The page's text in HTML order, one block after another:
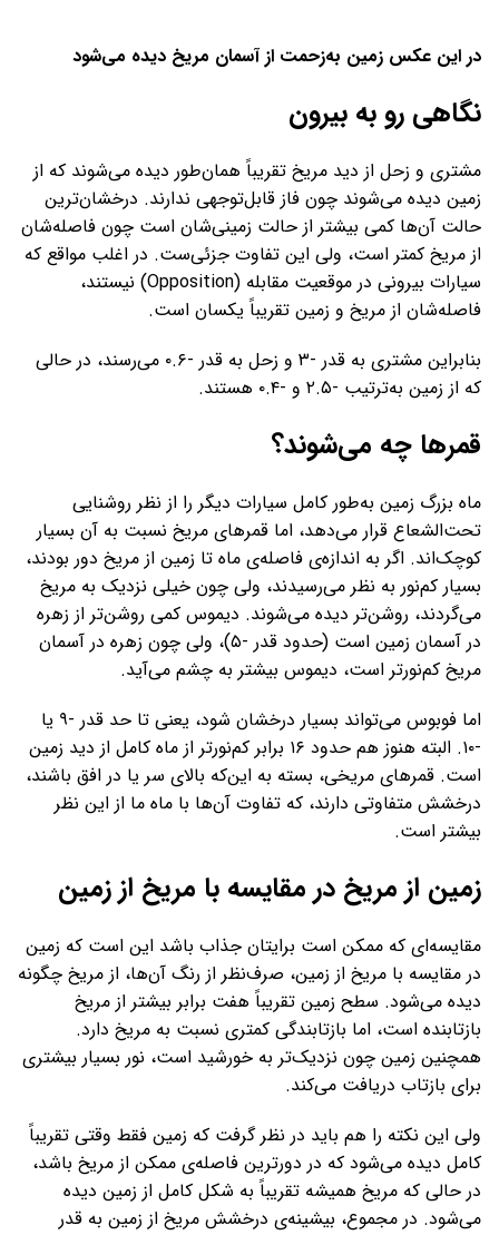
در این عکس زمین به‌زحمت از آسمان مریخ دیده می‌شود
نگاهی رو به بیرون
مشتری و زحل از دید مریخ تقریباً همان‌طور دیده می‌شوند که از
زمین دیده می‌شوند چون فاز قابل‌توجهی ندارند. درخشان‌ترین
حالت آن‌ها کمی بیشتر از حالت زمینی‌شان است چون فاصله‌شان
از مریخ کمتر است، ولی این تفاوت جزئی‌ست. در اغلب مواقع که
سیارات بیرونی در موقعیت مقابله (Opposition) نیستند،
فاصله‌شان از مریخ و زمین تقریباً یکسان است.
بنابراین مشتری به قدر -۳ و زحل به قدر -۰.۶ می‌رسند، در حالی
که از زمین به‌ترتیب -۲.۵ و -۰.۴ هستند.
قمرها چه می‌شوند؟
ماه بزرگ زمین به‌طور کامل سیارات دیگر را از نظر روشنایی
تحت‌الشعاع قرار می‌دهد، اما قمرهای مریخ نسبت به آن بسیار
کوچک‌اند. اگر به اندازه‌ی فاصله‌ی ماه تا زمین از مریخ دور بودند،
بسیار کم‌نور به نظر می‌رسیدند، ولی چون خیلی نزدیک به مریخ
می‌گردند، روشن‌تر دیده می‌شوند. دیموس کمی روشن‌تر از زهره
در آسمان زمین است (حدود قدر -۵)، ولی چون زهره در آسمان
مریخ کم‌نورتر است، دیموس بیشتر به چشم می‌آید.
اما فوبوس می‌تواند بسیار درخشان شود، یعنی تا حد قدر -۹ یا
-۱۰. البته هنوز هم حدود ۱۶ برابر کم‌نورتر از ماه کامل از دید زمین
است. قمرهای مریخی، بسته به این‌که بالای سر یا در افق باشند،
درخشش متفاوتی دارند، که تفاوت آن‌ها با ماه ما از این نظر
بیشتر است.
زمین از مریخ در مقایسه با مریخ از زمین
مقایسه‌ای که ممکن است برایتان جذاب باشد این است که زمین
در مقایسه با مریخ از زمین، صرف‌نظر از رنگ آن‌ها، از مریخ چگونه
دیده می‌شود. سطح زمین تقریباً هفت برابر بیشتر از مریخ
بازتابنده‌ است، اما بازتابندگی کمتری نسبت به مریخ دارد.
همچنین زمین چون نزدیک‌تر به خورشید است، نور بسیار بیشتری
برای بازتاب دریافت می‌کند.
ولی این نکته را هم باید در نظر گرفت که زمین فقط وقتی تقریباً
کامل دیده می‌شود که در دورترین فاصله‌ی ممکن از مریخ باشد،
در حالی که مریخ همیشه تقریباً به شکل کامل از زمین دیده
می‌شود. در مجموع، بیشینه‌ی درخشش مریخ از زمین به قدر